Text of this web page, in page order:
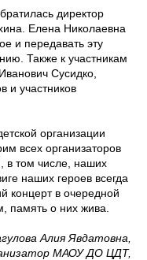
директор
Елена Николаевна
и передавать эту
Также к участникам
Сусидко,
и участников
организации
всех организаторов
в том числе, наших
наших героев всегда
концерт в очередной
память о них жива.
Алия Явдатовна,
МАОУ ДО ЦДТ,